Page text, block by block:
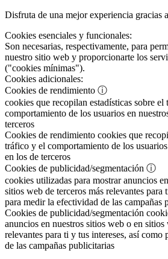
Disfruta de una mejor experiencia gracias
Cookies esenciales y funcionales:
Son necesarias, respectivamente, para
nuestro sitio web y proporcionarte los
("cookies mínimas").
Cookies adicionales:
Cookies de rendimiento ⓘ
cookies que recopilan estadísticas sobre el
comportamiento de los usuarios en
terceros
Cookies de rendimiento cookies que
tráfico y el comportamiento de los
en los de terceros
Cookies de publicidad/segmentación ⓘ
cookies utilizadas para mostrar anuncios
sitios web de terceros más relevantes para
para medir la efectividad de las campañas
Cookies de publicidad/segmentación
anuncios en nuestros sitios web o en sitios
relevantes para ti y tus intereses, así como
de las campañas publicitarias